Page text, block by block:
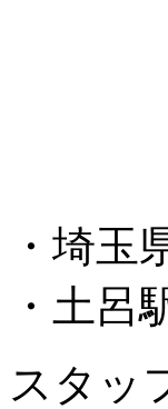
・埼
・土呂
スタッ